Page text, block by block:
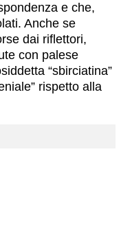
e che,
Anche se
dai riflettori,
con palese
“sbirciatina”
rispetto alla